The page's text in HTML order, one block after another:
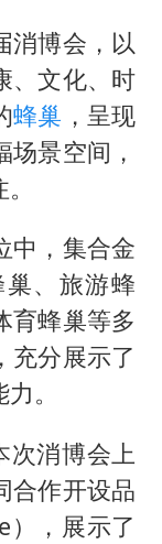
于东来直播和胖东来核心团队开会
雨
消博会，以
、文化、时
蜂巢 ，呈现
景空间，
中，集合金
、旅游蜂
育蜂巢等多
充分展示了
。
次消博会上
合作开设品
），展示了